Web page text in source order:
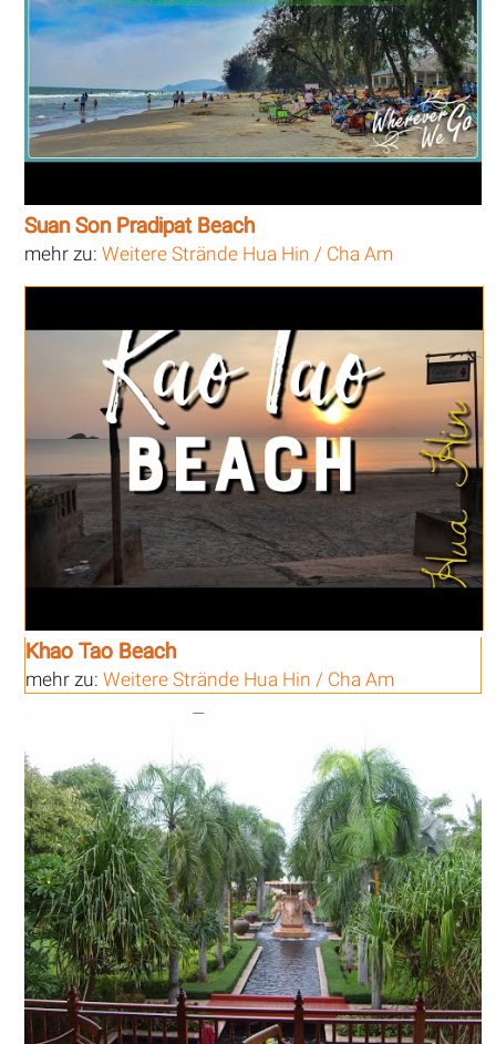
Suan Son Pradipat Beach
mehr zu:Weitere Strände Hua Hin / Cha Am
Khao Tao Beach
mehr zu:Weitere Strände Hua Hin / Cha Am